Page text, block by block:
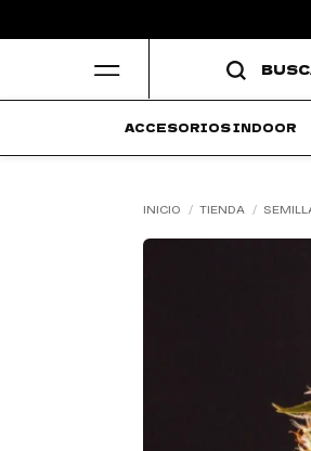
ACCESORIOS INDOOR
contenido
INICIO / TIENDA /